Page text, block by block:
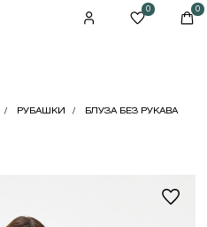
0 0
РУБАШКИ
БЛУЗА БЕЗ РУКАВА